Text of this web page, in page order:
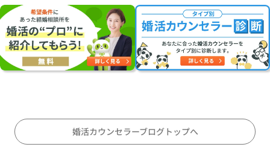
お
見
合
い
に
メ
を
見
つ
け
る
対
等
の
安
心
は
両
か
婚活カウンセラーブログトップへ